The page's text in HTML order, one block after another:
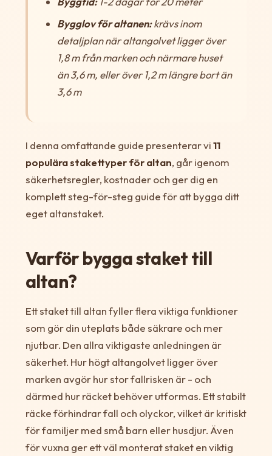
Bygglov för altanen:krävs inom
detaljplan när altangolvet ligger över
1,8 m från marken och närmare huset
än 3,6 m, eller över 1,2 m längre bort än
3,6 m
I denna omfattande guide presenterar vi11
populära stakettyper för altan, går igenom
säkerhetsregler, kostnader och ger dig en
komplett steg-för-steg guide för att bygga ditt
eget altanstaket.
Varför bygga staket till
altan?
Ett staket till altan fyller flera viktiga funktioner
som gör din uteplats både säkrare och mer
njutbar. Den allra viktigaste anledningen är
säkerhet. Hur högt altangolvet ligger över
marken avgör hur stor fallrisken är - och
därmed hur räcket behöver utformas. Ett stabilt
räcke förhindrar fall och olyckor, vilket är kritiskt
för familjer med små barn eller husdjur. Även
för vuxna ger ett väl monterat staket en viktig